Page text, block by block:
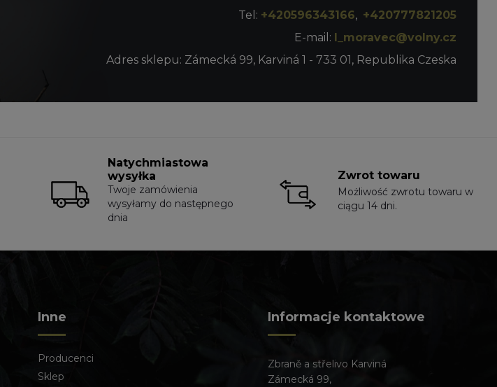
Tel: +420596343166, +420777821205
E-mail: l_moravec@volny.cz
Adres sklepu: Zámecká 99, Karviná 1 - 733 01, Republika Czeska
Natychmiastowa
wysyłka
Twoje zamówienia
wysyłamy do następnego
dnia
Zwrot towaru
Możliwość zwrotu towaru w
ciągu 14 dni.
Inne
Producenci
Sklep
Informacje kontaktowe
Zbraně a střelivo Karviná
Zámecká 99,